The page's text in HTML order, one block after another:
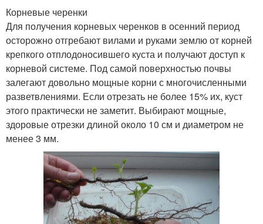
Корневые черенки
Для получения корневых черенков в осенний период
осторожно отгребают вилами и руками землю от корней
крепкого отплодоносившего куста и получают доступ к
корневой системе. Под самой поверхностью почвы
залегают довольно мощные корни с многочисленными
разветвлениями. Если отрезать не более 15% их, куст
этого практически не заметит. Выбирают мощные,
здоровые отрезки длиной около 10 см и диаметром не
менее 3 мм.